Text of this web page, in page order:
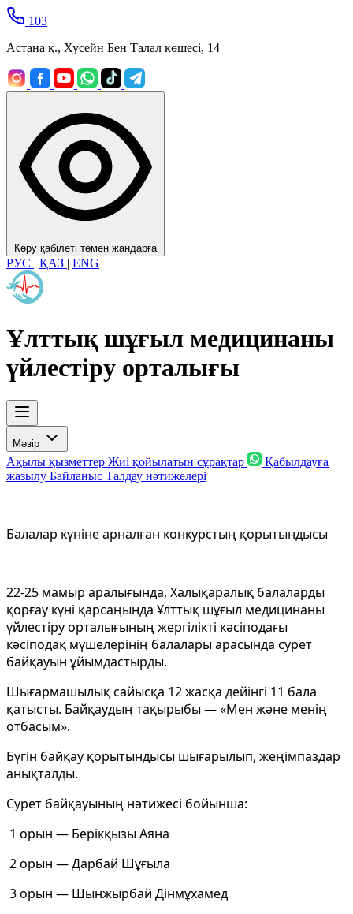
103
Астана қ., Хусейн Бен Талал көшесі, 14
Көру қабілеті төмен жандарға
РУС | ҚАЗ | ENG
Ұлттық шұғыл медицинаны
үйлестіру орталығы
Мәзір
Ақылы қызметтер Жиі қойылатын сұрақтар
Қабылдауға
жазылу Байланыс Талдау нәтижелері
Балалар күніне арналған конкурстың қорытындысы
22-25 мамыр аралығында, Халықаралық балаларды
қорғау күні қарсаңында Ұлттық шұғыл медицинаны
үйлестіру орталығының жергілікті кәсіподағы
кәсіподақ мүшелерінің балалары арасында сурет
байқауын ұйымдастырды.
Шығармашылық сайысқа 12 жасқа дейінгі 11 бала
қатысты. Байқаудың тақырыбы — «Мен және менің
отбасым».
Бүгін байқау қорытындысы шығарылып, жеңімпаздар
анықталды.
Сурет байқауының нәтижесі бойынша:
1 орын — Берікқызы Аяна
2 орын — Дарбай Шұғыла
3 орын — Шынжырбай Дінмұхамед